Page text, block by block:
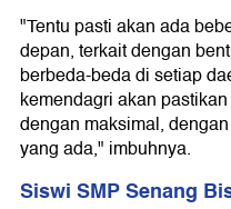
"Tentu pasti akan ada
depan, terkait dengan
berbeda-beda di setiap
kemendagri akan
dengan maksimal,
yang ada," imbuhnya.
Siswi SMP Senang